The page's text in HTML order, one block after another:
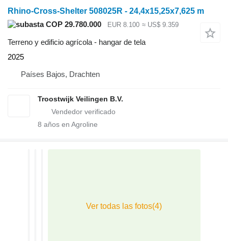
Rhino-Cross-Shelter 508025R - 24,4x15,25x7,625 m
COP 29.780.000
EUR 8.100 ≈ US$ 9.359
Terreno y edificio agrícola - hangar de tela
2025
Países Bajos, Drachten
Troostwijk Veilingen B.V.
8 años en Agroline